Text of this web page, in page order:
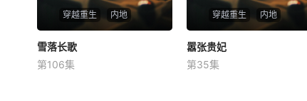
穿越重生 内地
雪落长歌
未知
雪落长歌
第106集
穿越重生 内地
嚣张贵妃
未知
嚣张贵妃
第35集